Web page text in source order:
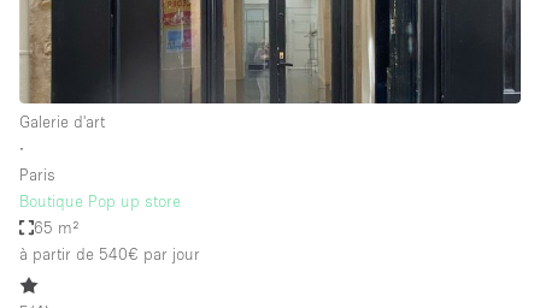
Galerie d'art
∙
Paris
Boutique Pop up store
65 m²
à partir de 540€ par jour